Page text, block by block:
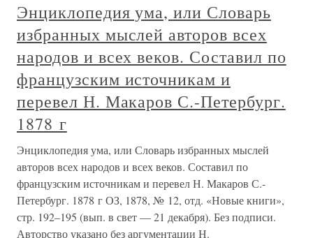
Энциклопедия ума, или Словарь
избранных мыслей авторов всех
народов и всех веков. Составил по
французским источникам и
перевел Н. Макаров С.-Петербург.
1878 г
Энциклопедия ума, или Словарь избранных мыслей
авторов всех народов и всех веков. Составил по
французским источникам и перевел Н. Макаров С.-
Петербург. 1878 г ОЗ, 1878, № 12, отд. «Новые книги»,
стр. 192–195 (вып. в свет — 21 декабря). Без подписи.
Авторство указано без аргументации Н.